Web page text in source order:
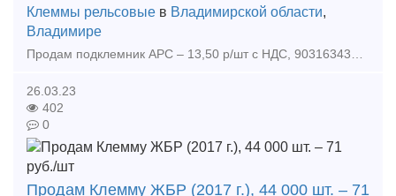
Клеммы рельсовые в Владимирской области,
Владимире
Продам подклемник АРС – 13,50 р/шт с НДС, 9031634363, 9157770919 Алексей Тип предложения: предлагаю продукцию, услугу
26.03.23
402
0
Продам Клемму ЖБР (2017 г.), 44 000 шт. – 71